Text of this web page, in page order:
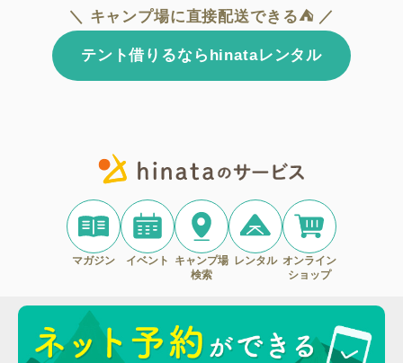
＼ キャンプ場に直接配送できる⛺ ／
テント借りるならhinataレンタル
マガジン イベント
キャンプ場
検索
レンタル オンライン
ショップ